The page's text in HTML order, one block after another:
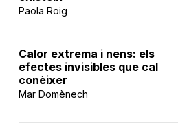
Paola Roig
Calor extrema i nens: els
efectes invisibles que cal
conèixer
Mar Domènech